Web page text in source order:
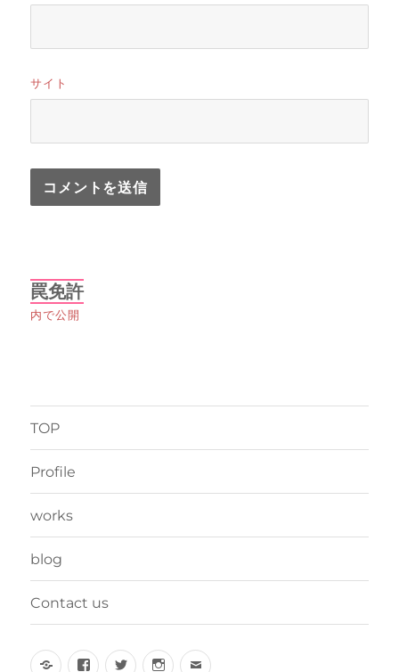
サイト
投
稿
ゲ
ー
シ
ョ
ン
罠免許
内で公開
TOP
Profile
works
blog
Contact us
Yelp Facebook
TwitterInstagram
メ